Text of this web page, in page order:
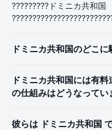
?????????ドミニカ共和国
ドミニカ共和国のどこ
ドミニカ共和国には有
の仕組みはどうなってい
彼らは ドミニカ共和国